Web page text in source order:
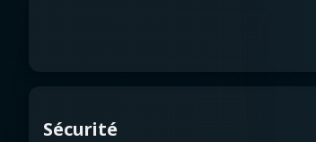
Sécurité